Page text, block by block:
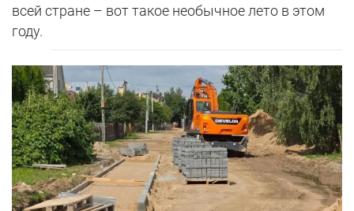
всей стране – вот такое необычное лето в этом
году.